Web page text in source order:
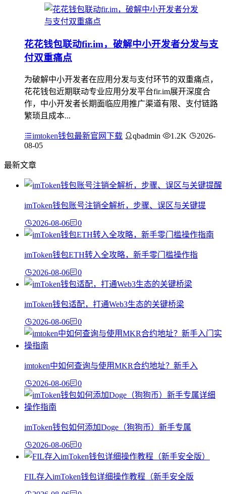
花花钱包联动fir.im，破解中小开发者分发与支
付双重痛点
为破解中小开发者在应用分发与支付环节的双重痛点，
花花钱包近期联动专业应用分发平台fir.im展开深度合
作，中小开发者长期面临应用推广渠道有限、支付链路
繁琐且成本...
imtoken钱包最新官网下载 qbadmin 1.2K
2026-
08-05
最新文章
imToken钱包账号注销全解析，步骤、误区与关键提
2026-08-06 0
imToken钱包ETH转入全攻略，新手零门槛操作指
2026-08-06 0
imToken钱包适配，打通Web3生态的关键桥梁
2026-08-06 0
imtoken中如何查询与使用MKR合约地址？新手入
2026-08-06 0
imToken钱包如何添加Doge（狗狗币）新手专属
2026-08-06 0
FIL存入imToken钱包详细操作教程（新手安全版